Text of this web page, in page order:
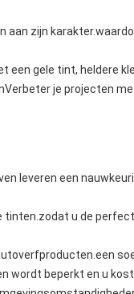
aan zijn
een gele tint, heldere
je projecten
leveren een
u de
wordt beperkt en u